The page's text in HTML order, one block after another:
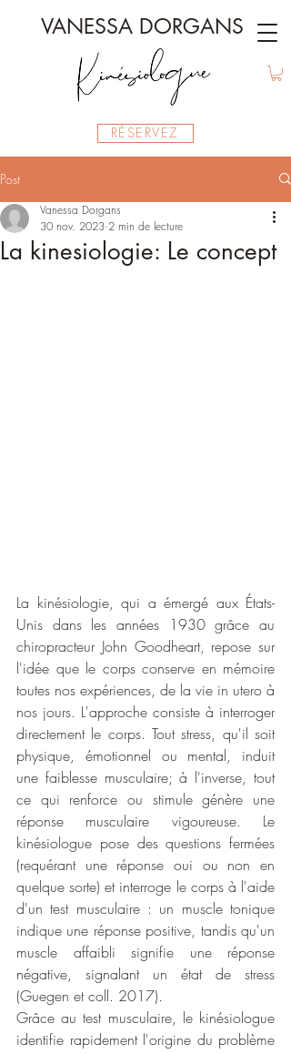
VANESSA DORGANS
RÉSERVEZ
Post
La kinesiologie: Le concept
Vanessa Dorgans
30 nov. 2023 2 min de lecture
La kinésiologie, qui a émergé aux États-
Unis dans les années 1930 grâce au
chiropracteur John Goodheart, repose sur
l'idée que le corps conserve en mémoire
toutes nos expériences, de la vie in utero à
nos jours. L'approche consiste à interroger
directement le corps. Tout stress, qu'il soit
physique, émotionnel ou mental, induit
une faiblesse musculaire; à l'inverse, tout
ce qui renforce ou stimule génère une
réponse musculaire vigoureuse. Le
kinésiologue pose des questions fermées
(requérant une réponse oui ou non en
quelque sorte) et interroge le corps à l'aide
d'un test musculaire : un muscle tonique
indique une réponse positive, tandis qu'un
muscle affaibli signifie une réponse
négative, signalant un état de stress
(Guegen et coll. 2017).
Grâce au test musculaire, le kinésiologue
identifie rapidement l'origine du problème